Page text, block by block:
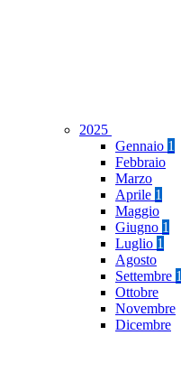
2025
Gennaio 1
Febbraio
Marzo
Aprile 1
Maggio
Giugno 1
Luglio 1
Agosto
Settembre 1
Ottobre
Novembre
Dicembre